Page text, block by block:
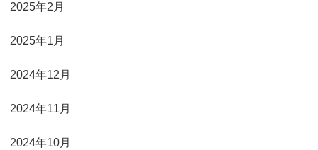
2025年2月
2025年1月
2024年12月
2024年11月
2024年10月